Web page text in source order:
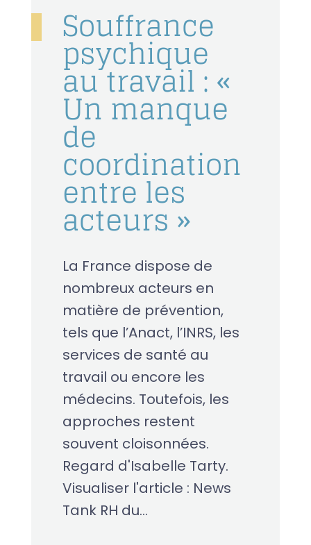
Souffrance
psychique
au travail : «
Un manque
de
coordination
entre les
acteurs »
La France dispose de
nombreux acteurs en
matière de prévention,
tels que l’Anact, l’INRS, les
services de santé au
travail ou encore les
médecins. Toutefois, les
approches restent
souvent cloisonnées.
Regard d'Isabelle Tarty.
Visualiser l'article : News
Tank RH du...